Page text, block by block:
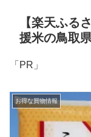
【楽天ふる
援米の鳥取
「PR」
お得な買物情報